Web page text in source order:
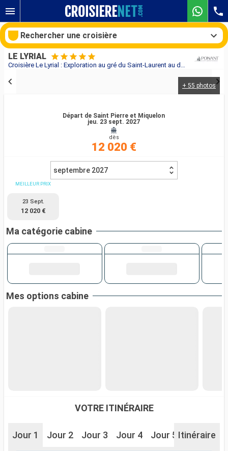
Croisière Le Lyrial : Exploration au gré du Saint-Laurent au départ de Saint Pierre et Miquelon
LE LYRIAL
+ 55 photos
Départ de Saint Pierre et Miquelon
jeu. 23 sept. 2027
dès
12 020 €
septembre 2027
MEILLEUR PRIX
23 Sept.
12 020 €
Ma catégorie cabine
Mes options cabine
VOTRE ITINÉRAIRE
Jour 1 Jour 2 Jour 3 Jour 4 Jour 5 Jour 8
Itinéraire
Rechercher une croisière
Mois de départ
Rechercher